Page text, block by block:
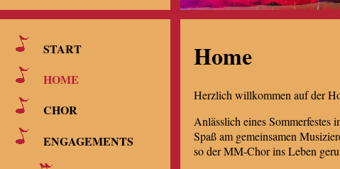
START
HOME
CHOR
ENGAGEMENTS
Home
Herzlich willkommen auf der
Anlässlich eines
Spaß am gemeinsamen
so der MM-Chor ins Leben